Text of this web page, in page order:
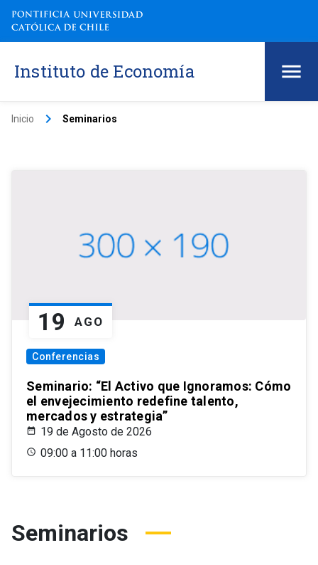
Instituto de Economía
Inicio keyboard_arrow_right Seminarios
19 AGO
Conferencias
Seminario: “El Activo que Ignoramos: Cómo
el envejecimiento redefine talento,
mercados y estrategia”
19 de Agosto de 2026
09:00 a 11:00 horas
Seminarios